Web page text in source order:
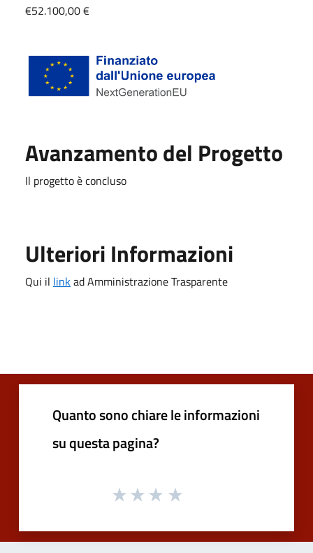
€52.100,00 €
Avanzamento del Progetto
Il progetto è concluso
Ulteriori Informazioni
Qui il linkad Amministrazione Trasparente
Quanto sono chiare le informazioni
su questa pagina?